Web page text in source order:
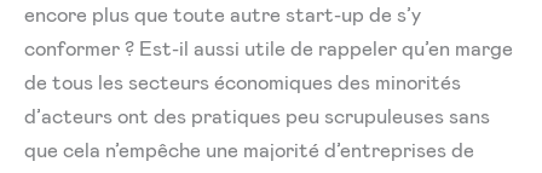
encore plus que toute autre start-up de s’y
conformer ? Est-il aussi utile de rappeler qu’en marge
de tous les secteurs économiques des minorités
d’acteurs ont des pratiques peu scrupuleuses sans
que cela n’empêche une majorité d’entreprises de